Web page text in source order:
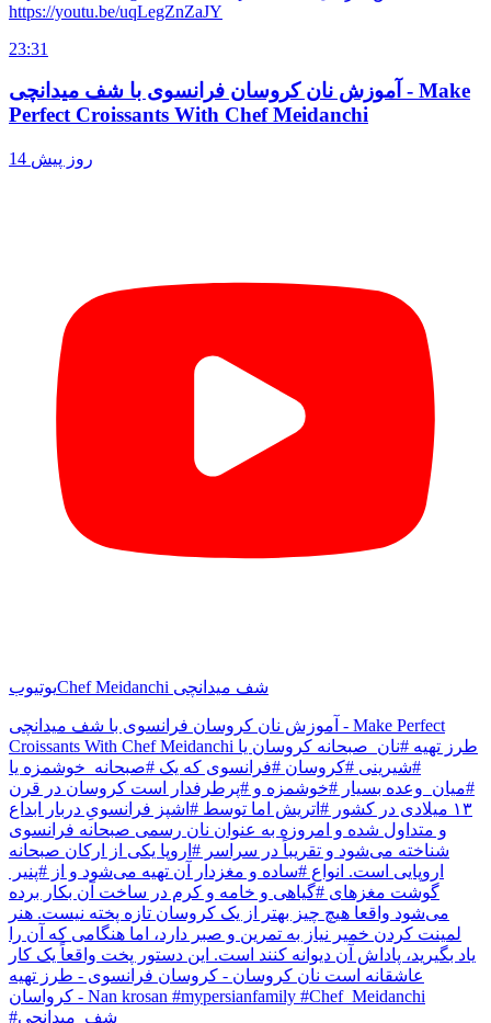
https://youtu.be/uqLegZnZaJY
23:31
آموزش نان کروسان فرانسوی با شف میدانچی - Make
Perfect Croissants With Chef Meidanchi
14 روز پیش
یوتیوب Chef Meidanchi شف میدانچی
آموزش نان کروسان فرانسوی با شف میدانچی - Make Perfect
Croissants With Chef Meidanchi طرز تهیه #نان_صبحانه کروسان یا
#شیرینی #کروسان #فرانسوی که یک #صبحانه_خوشمزه یا
#میان_وعده بسیار #خوشمزه و #پرطرفدار است کروسان در قرن
۱۳ میلادی در کشور #اتریش اما توسط #اشپز فرانسویِ دربار ابداع
و متداول شده و امروزه به عنوان نان رسمی صبحانه فرانسوی
شناخته می‌شود و تقریباً در سراسر #اروپا یکی از ارکان صبحانه
اروپایی است. انواع #ساده و مغزدار آن تهیه می‌شود و از #پنیر
گوشت مغزهای #گیاهی و خامه و کرم در ساخت آن بکار برده
می‌شود واقعا هیچ چیز بهتر از یک کروسان تازه پخته نیست. هنر
لمینت کردن خمیر نیاز به تمرین و صبر دارد، اما هنگامی که آن را
یاد بگیرید، پاداش آن دیوانه کنند است. این دستور پخت واقعاً یک کار
عاشقانه است نان کروسان - کروسان فرانسوی - طرز تهیه
کرواسان - Nan krosan #mypersianfamily #Chef_Meidanchi
#شف_میدانچی